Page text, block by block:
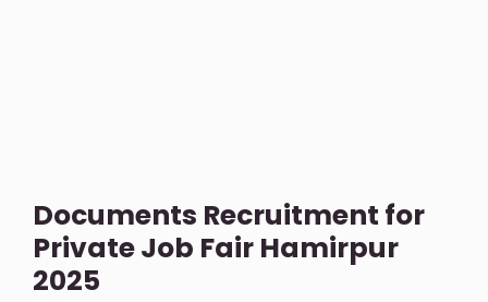
Documents Recruitment for
Private Job Fair Hamirpur
2025